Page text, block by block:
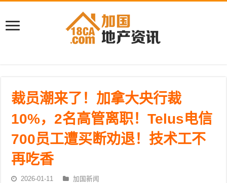
裁员潮来了！加拿大央行裁
10%，2名高管离职！Telus电信
700员工遭买断劝退！技术工不
再吃香
2026-01-11 加国新闻